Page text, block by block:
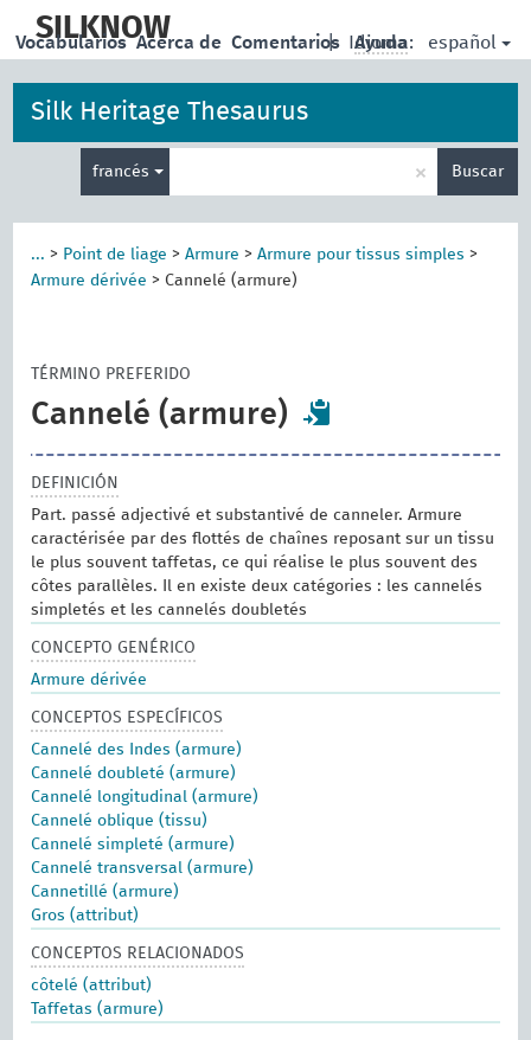
main
SILKNOW | Idioma: español
Vocabularios Acerca de Comentarios Ayuda
Silk Heritage Thesaurus
francés × Buscar
... > Point de liage >Armure >Armure pour tissus simples >
Armure dérivée > Cannelé (armure)
TÉRMINO PREFERIDO
Cannelé (armure)
DEFINICIÓN
Part. passé adjectivé et substantivé de canneler. Armure
caractérisée par des flottés de chaînes reposant sur un tissu
le plus souvent taffetas, ce qui réalise le plus souvent des
côtes parallèles. Il en existe deux catégories : les cannelés
simpletés et les cannelés doubletés
CONCEPTO GENÉRICO
Armure dérivée
CONCEPTOS ESPECÍFICOS
Cannelé des Indes (armure)
Cannelé doubleté (armure)
Cannelé longitudinal (armure)
Cannelé oblique (tissu)
Cannelé simpleté (armure)
Cannelé transversal (armure)
Cannetillé (armure)
Gros (attribut)
CONCEPTOS RELACIONADOS
côtelé (attribut)
Taffetas (armure)